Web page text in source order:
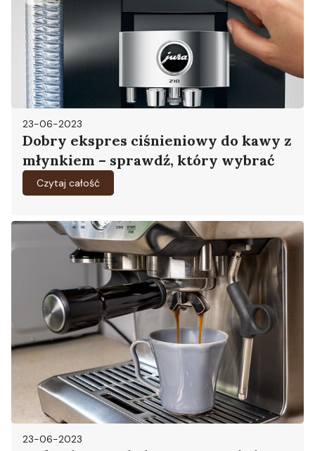
23-06-2023
Dobry ekspres ciśnieniowy do kawy z
młynkiem – sprawdź, który wybrać
Czytaj całość
23-06-2023